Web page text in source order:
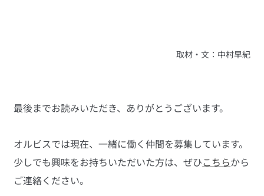
取材・文：中村早紀
最後までお読みいただき、ありがとうございます。
オルビスでは現在、一緒に働く仲間を募集しています。
少しでも興味をお持ちいただいた方は、ぜひこちらから
ご連絡ください。